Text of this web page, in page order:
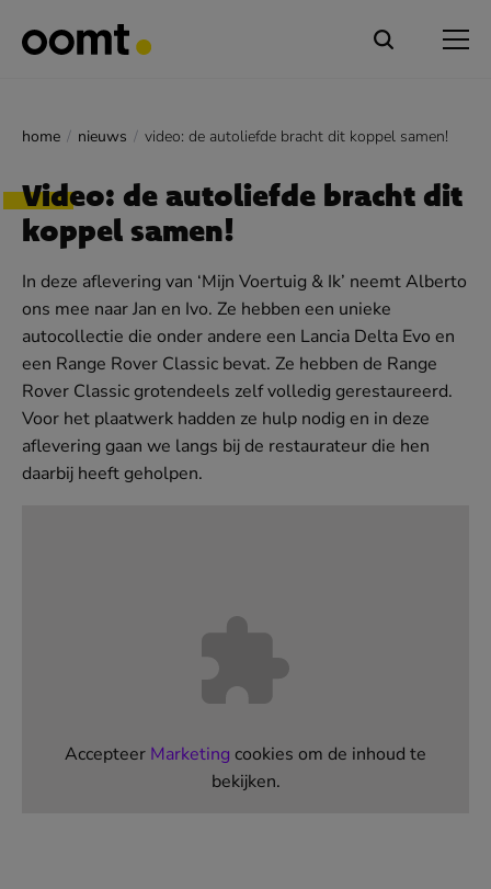
home nieuws video: de autoliefde bracht dit koppel samen!
Video: de autoliefde bracht dit
koppel samen!
In deze aflevering van ‘Mijn Voertuig & Ik’ neemt Alberto
ons mee naar Jan en Ivo. Ze hebben een unieke
autocollectie die onder andere een Lancia Delta Evo en
een Range Rover Classic bevat. Ze hebben de Range
Rover Classic grotendeels zelf volledig gerestaureerd.
Voor het plaatwerk hadden ze hulp nodig en in deze
aflevering gaan we langs bij de restaurateur die hen
daarbij heeft geholpen.
Accepteer Marketing cookies om de inhoud te
bekijken.